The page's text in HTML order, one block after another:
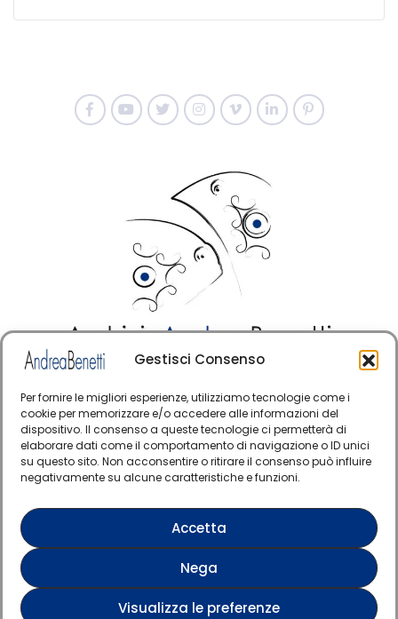
Gestisci Consenso
Per fornire le migliori esperienze, utilizziamo tecnologie come i
cookie per memorizzare e/o accedere alle informazioni del
dispositivo. Il consenso a queste tecnologie ci permetterà di
elaborare dati come il comportamento di navigazione o ID unici
su questo sito. Non acconsentire o ritirare il consenso può influire
negativamente su alcune caratteristiche e funzioni.
Accetta
Nega
Visualizza le preferenze
© Copyright · Tutti i diritti riservati 2006 > 2025 · Arte
Contemporanea Italiana
Cookie Policy
Questo sito è protetto da reCAPTCHA e si applicano
la Privacy Policy e i Termini di servizio di Google
Verified artist on Singulart
Verified artist on Danish Gallery
Verified artist on Kerluxy Gallery